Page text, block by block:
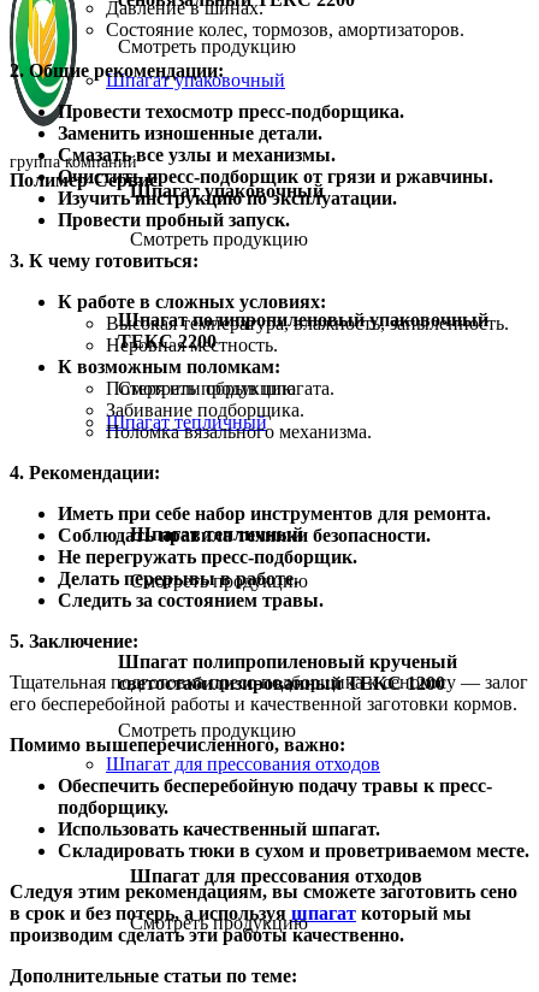
группа компаний
Полимер-Сервис
Смотреть продукцию
Шпагат упаковочный
Шпагат упаковочный
Смотреть продукцию
Шпагат полипропиленовый упаковочный
ТЕКС 2200
Смотреть продукцию
Шпагат тепличный
Шпагат тепличный
Смотреть продукцию
Шпагат полипропиленовый крученый
светостабилизированный ТЕКС 1200
Смотреть продукцию
Шпагат для прессования отходов
Шпагат для прессования отходов
Смотреть продукцию
Давление в шинах.
Состояние колес, тормозов, амортизаторов.
2. Общие рекомендации:
Провести техосмотр пресс-подборщика.
Заменить изношенные детали.
Смазать все узлы и механизмы.
Очистить пресс-подборщик от грязи и ржавчины.
Изучить инструкцию по эксплуатации.
Провести пробный запуск.
3. К чему готовиться:
К работе в сложных условиях:
Высокая температура, влажность, запыленность.
Неровная местность.
К возможным поломкам:
Потеря или обрыв шпагата.
Забивание подборщика.
Поломка вязального механизма.
4. Рекомендации:
Иметь при себе набор инструментов для ремонта.
Соблюдать правила техники безопасности.
Не перегружать пресс-подборщик.
Делать перерывы в работе.
Следить за состоянием травы.
5. Заключение:
Тщательная подготовка пресс-подборщика к сенокосу — залог
его бесперебойной работы и качественной заготовки кормов.
Помимо вышеперечисленного, важно:
Обеспечить бесперебойную подачу травы к пресс-
подборщику.
Использовать качественный шпагат.
Складировать тюки в сухом и проветриваемом месте.
Следуя этим рекомендациям, вы сможете заготовить сено
в срок и без потерь, а используя шпагат который мы
производим сделать эти работы качественно.
Дополнительные статьи по теме: